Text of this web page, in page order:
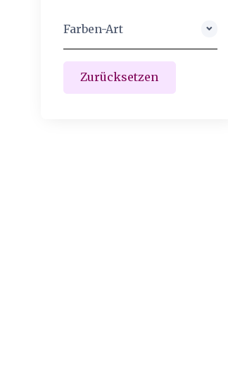
Farben-Art
Soft Pastels 76
PanPastel